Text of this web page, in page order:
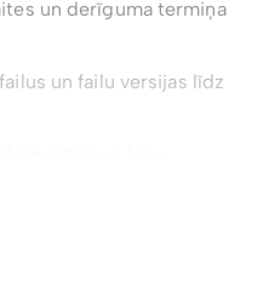
un failu versijas līdz
un failu